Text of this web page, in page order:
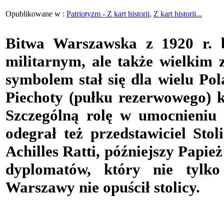
Opublikowane w : Patriotyzm - Z kart historii, Z kart historii...
Bitwa Warszawska z 1920 r.
militarnym, ale także wielkim
symbolem stał się dla wielu
Piechoty (pułku
Szczególną rolę w
odegrał też przedstawiciel
Achilles Ratti, późniejszy
dyplomatów, który nie
Warszawy nie opuścił stolicy.